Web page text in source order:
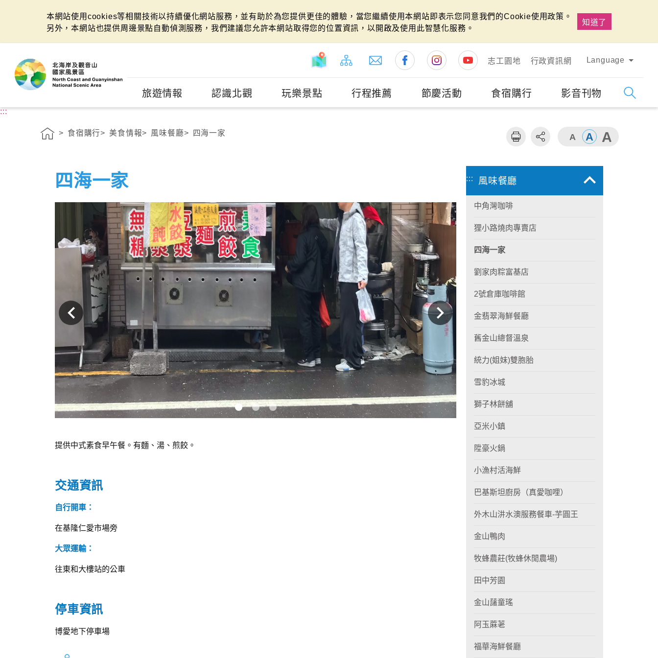
本網站使用cookies等相關技術以持續優化網站服務，並有助於為您提供更佳的體驗，當您繼續使用本網站即表示您同意我們的Cookie使用政策。
另外，本網站也提供周邊景點自動偵測服務，我們建議您允許本網站取得您的位置資訊，以開啟及使用此智慧化服務。
知道了
志工園地
行政資訊網 Language
旅遊情報 認識北觀 玩樂景點 行程推薦 節慶活動 食宿購行 影音刊物
:::
食宿購行 美食情報 風味餐廳 四海一家
四海一家
提供中式素食早午餐。有麵、湯、煎餃。
交通資訊
自行開車：
在基隆仁愛市場旁
大眾運輸：
往東和大樓站的公車
停車資訊
博愛地下停車場
::: 風味餐廳
中角灣咖啡
狸小路燒肉專賣店
四海一家
劉家肉粽富基店
2號倉庫咖啡館
金翡翠海鮮餐廳
舊金山總督溫泉
統力(姐妹)雙胞胎
雪豹冰城
獅子林餅舖
亞米小鎮
陞豪火鍋
小漁村活海鮮
巴基斯坦廚房（真愛咖哩）
外木山汫水澳服務餐車-芋圓王
金山鴨肉
牧蜂農莊(牧蜂休閒農場)
田中芳園
金山藷童瑤
阿玉蔴荖
福華海鮮餐廳